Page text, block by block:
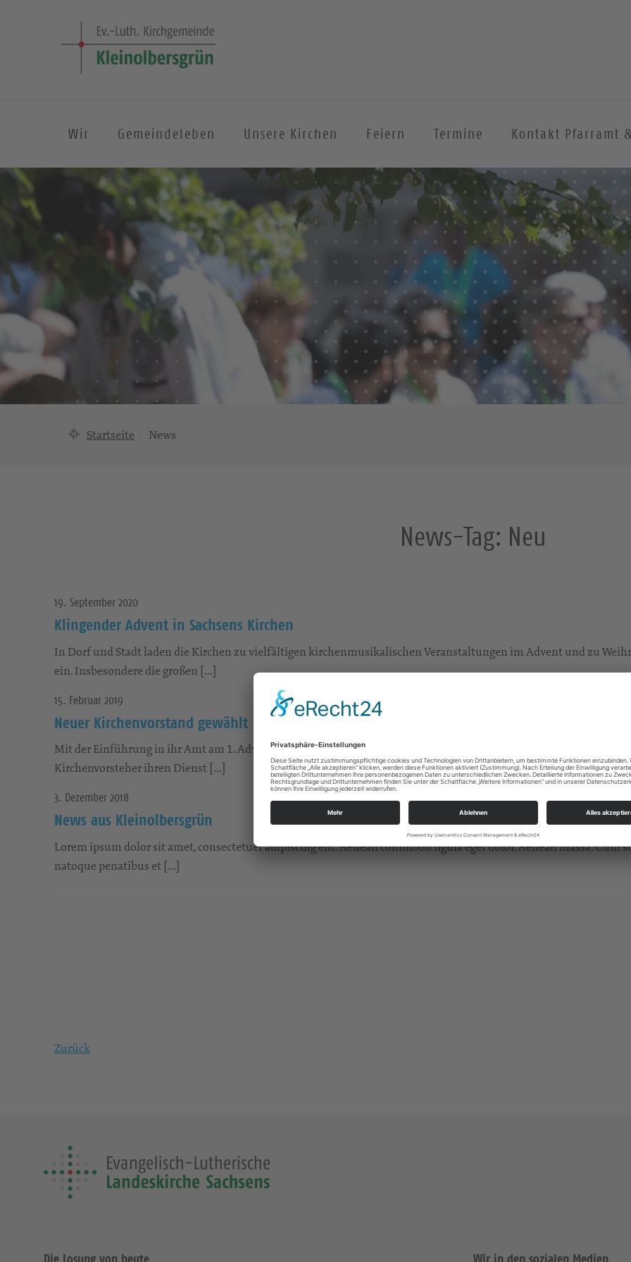
Wir Gemeindeleben Unsere Kirchen Feiern Termine Kontakt Pfarramt
Startseite News
News-Tag: Neu
19. September 2020
Klingender Advent in Sachsens Kirchen
In Dorf und Stadt laden die Kirchen zu vielfältigen kirchenmusikalischen Veranstaltungen im Advent und zu
ein. Insbesondere die großen […]
15. Februar 2019
Neuer Kirchenvorstand gewählt
Mit der Einführung in ihr Amt am 1. Advent 2020 haben die neuen oder wiedergewählten Kirchenvorsteherinnen
Kirchenvorsteher ihren Dienst […]
3. Dezember 2018
News aus Kleinolbersgrün
Lorem ipsum dolor sit amet, consectetuer adipiscing elit. Aenean commodo ligula eget dolor. Aenean massa. Cum
natoque penatibus et […]
Zurück
Die Losung von heute Wir in den sozialen Medien